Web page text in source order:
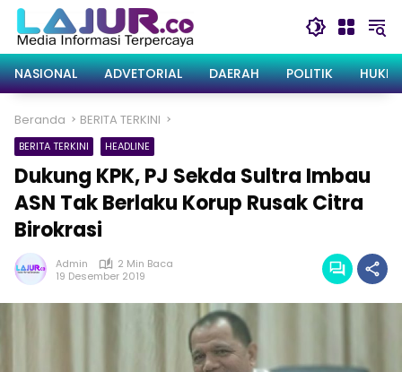
Langsung
konten
NASIONAL
ADVETORIAL DAERAH POLITIK
Beranda BERITA TERKINI
BERITA TERKINI HEADLINE
Dukung KPK, PJ Sekda Sultra Imbau
ASN Tak Berlaku Korup Rusak Citra
Birokrasi
Admin
2 Min Baca
19 Desember 2019